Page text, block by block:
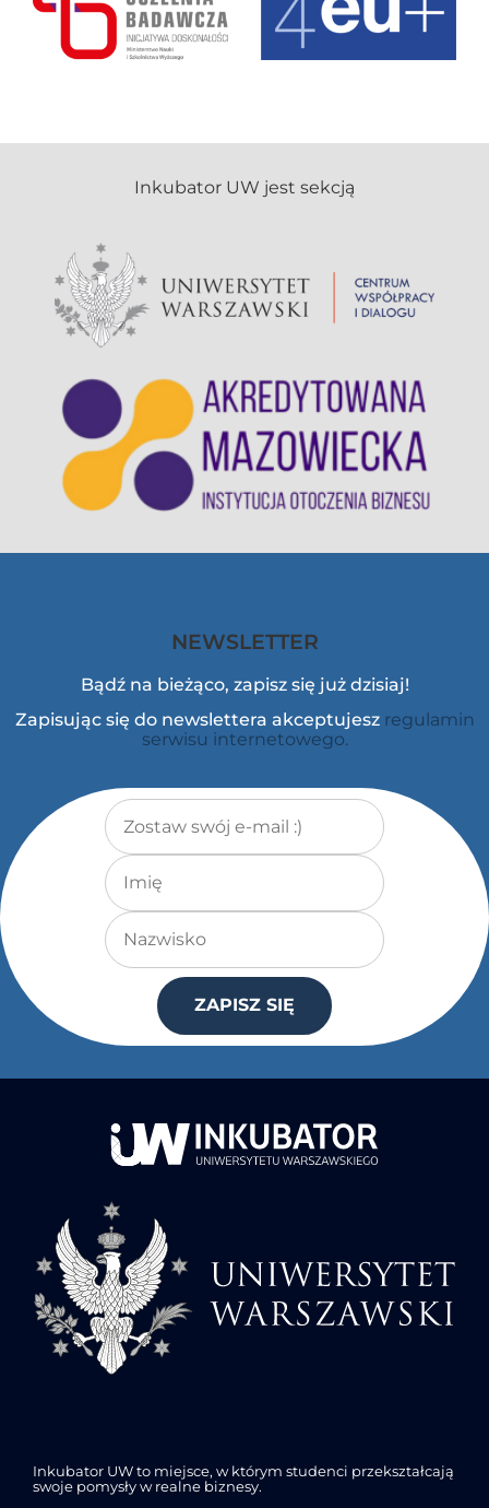
NEWSLETTER
Bądź na bieżąco, zapisz się już dzisiaj!
Zapisując się do newslettera akceptujesz regulamin
serwisu internetowego.
Adres e-mail*
Imię
Nazwisko
ZAPISZ SIĘ
Inkubator UW to miejsce, w którym studenci przekształcają
swoje pomysły w realne biznesy.